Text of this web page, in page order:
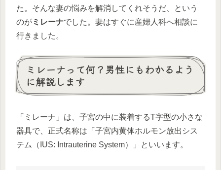
た。そんな妻の悩みを解消してくれそうだ、という
のがミレーナでした。妻はすぐに産婦人科へ相談に
行きました。
ミレーナって何？男性にもわかるよう
に解説します
「ミレーナ」は、子宮の中に装着するT字型の小さな
器具で、正式名称は「子宮内黄体ホルモン放出シス
テム（IUS: Intrauterine System）」といいます。